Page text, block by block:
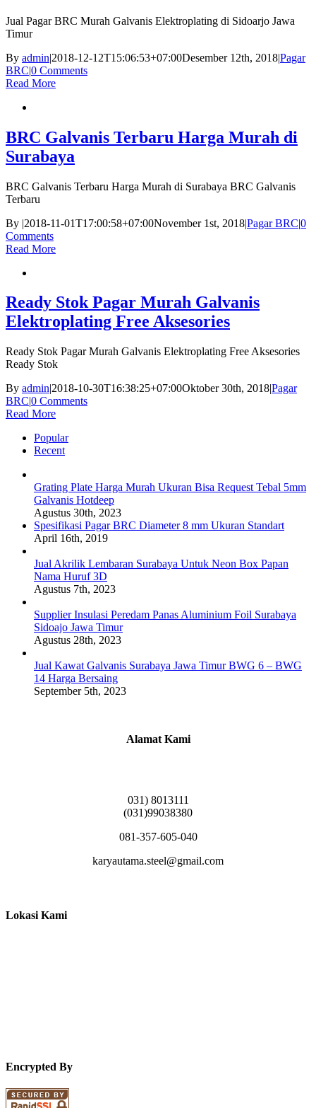
Jual Pagar BRC Murah Galvanis Elektroplating di Sidoarjo Jawa
Timur
By admin|2018-12-12T15:06:53+07:00Desember 12th, 2018|Pagar
BRC|0 Comments
Read More
BRC Galvanis Terbaru Harga Murah di
Surabaya
BRC Galvanis Terbaru Harga Murah di Surabaya BRC Galvanis
Terbaru
By |2018-11-01T17:00:58+07:00November 1st, 2018|Pagar BRC|0
Comments
Read More
Ready Stok Pagar Murah Galvanis
Elektroplating Free Aksesories
Ready Stok Pagar Murah Galvanis Elektroplating Free Aksesories
Ready Stok
By admin|2018-10-30T16:38:25+07:00Oktober 30th, 2018|Pagar
BRC|0 Comments
Read More
Popular
Recent
Grating Plate Harga Murah Ukuran Bisa Request Tebal 5mm
Galvanis Hotdeep
Agustus 30th, 2023
Spesifikasi Pagar BRC Diameter 8 mm Ukuran Standart
April 16th, 2019
Jual Akrilik Lembaran Surabaya Untuk Neon Box Papan
Nama Huruf 3D
Agustus 7th, 2023
Supplier Insulasi Peredam Panas Aluminium Foil Surabaya
Sidoajo Jawa Timur
Agustus 28th, 2023
Jual Kawat Galvanis Surabaya Jawa Timur BWG 6 – BWG
14 Harga Bersaing
September 5th, 2023
Alamat Kami
031) 8013111
(031)99038380
081-357-605-040
karyautama.steel@gmail.com
Lokasi Kami
Encrypted By